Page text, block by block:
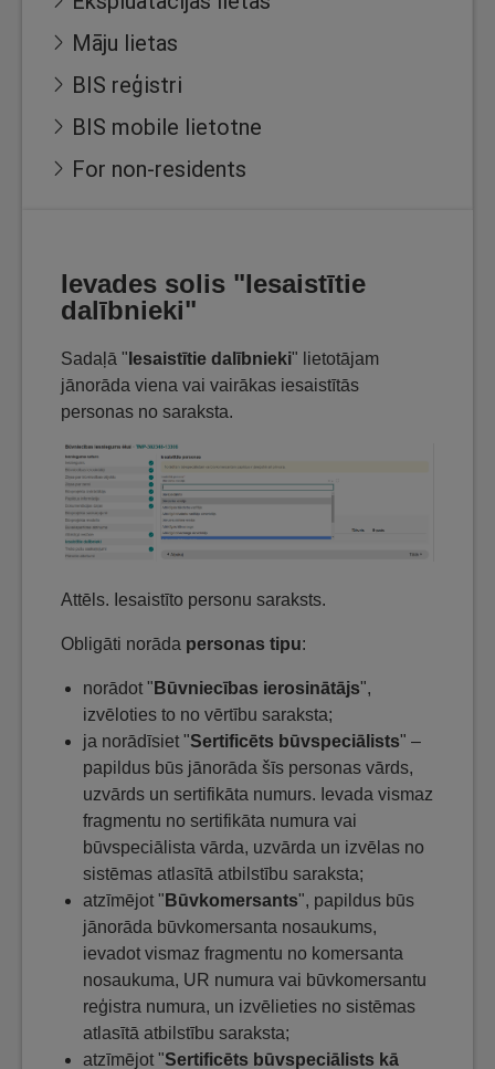
Māju lietas
BIS reģistri
BIS mobile lietotne
For non-residents
Ievades solis "Iesaistītie
dalībnieki"
Sadaļā " Iesaistītie dalībnieki" lietotājam
jānorāda viena vai vairākas iesaistītās
personas no saraksta.
Attēls. Iesaistīto personu saraksts.
Obligāti norāda personas tipu:
norādot " Būvniecības ierosinātājs",
izvēloties to no vērtību saraksta;
ja norādīsiet "Sertificēts būvspeciālists" –
papildus būs jānorāda šīs personas vārds,
uzvārds un sertifikāta numurs. Ievada vismaz
fragmentu no sertifikāta numura vai
būvspeciālista vārda, uzvārda un izvēlas no
sistēmas atlasītā atbilstību saraksta;
atzīmējot " Būvkomersants", papildus būs
jānorāda būvkomersanta nosaukums,
ievadot vismaz fragmentu no komersanta
nosaukuma, UR numura vai būvkomersantu
reģistra numura, un izvēlieties no sistēmas
atlasītā atbilstību saraksta;
atzīmējot "Sertificēts būvspeciālists kā